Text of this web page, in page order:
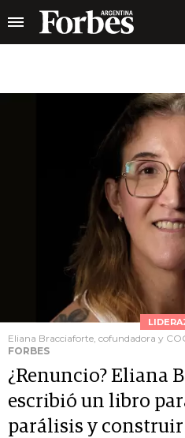
Eliana Bracciaforte, cofundadora y
FORBES
¿Renuncio? Eliana
escribió un libro
parálisis y construir